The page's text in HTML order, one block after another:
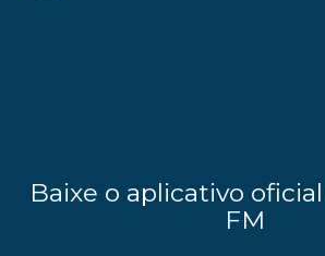
Baixe o aplicativo
FM